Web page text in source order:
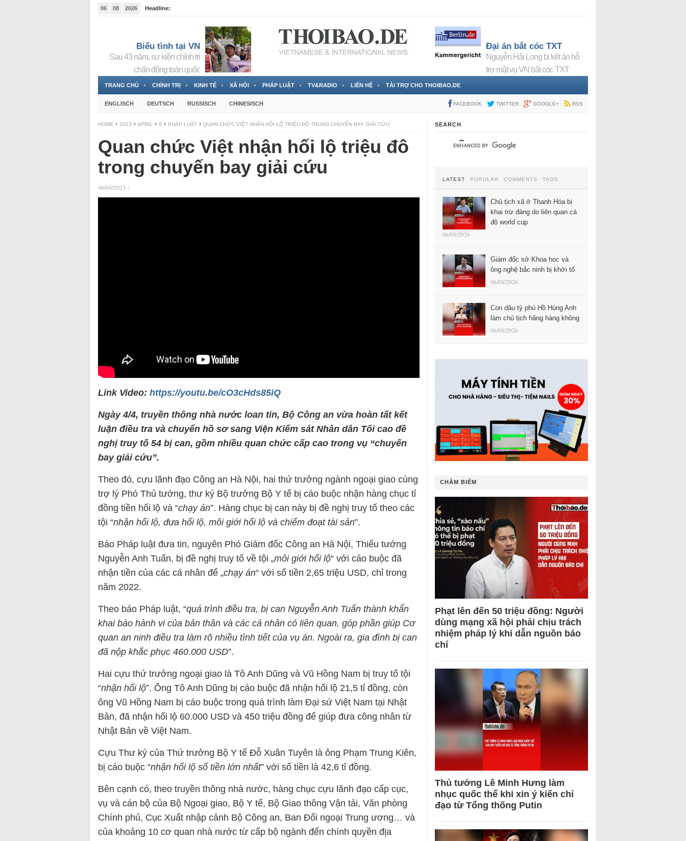
06 08 2026
Headline:
Biểu tình tại VN
Sau 43 năm, sự kiện chính trị
chấn động toàn quốc
Đại án bắt cóc TXT
Nguyễn Hải Long bị kết án hỗ
trợ mật vụ VN bắt cóc TXT
TRANG CHỦ CHÍNH TRỊ KINH TẾ XÃ HỘI PHÁP LUẬT TV&RADIO LIÊN HỆ TÀI TRỢ CHO THOIBAO.DE
ENGLISCH DEUTSCH RUSSISCH CHINESISCH FACEBOOK TWITTER GOOGLE+ RSS
HOME 2023 APRIL 6 PHÁP LUẬT QUAN CHỨC VIỆT NHẬN HỐI LỘ TRIỆU ĐÔ TRONG CHUYẾN BAY GIẢI CỨU
Quan chức Việt nhận hối lộ triệu đô
trong chuyến bay giải cứu
06/04/2023 |
Link Video: https://youtu.be/cO3cHds85iQ
Ngày 4/4, truyền thông nhà nước loan tin, Bộ Công an vừa hoàn tất kết
luận điều tra và chuyển hồ sơ sang Viện Kiểm sát Nhân dân Tối cao đề
nghị truy tố 54 bị can, gồm nhiều quan chức cấp cao trong vụ “chuyến
bay giải cứu”.
Theo đó, cựu lãnh đạo Công an Hà Nội, hai thứ trưởng ngành ngoại giao cùng
trợ lý Phó Thủ tướng, thư ký Bộ trưởng Bộ Y tế bị cáo buộc nhận hàng chục tỉ
đồng tiền hối lộ và “chạy án”. Hàng chục bị can này bị đề nghị truy tố theo các
tội “nhận hối lộ, đưa hối lộ, môi giới hối lộ và chiếm đoạt tài sản”.
Báo Pháp luật đưa tin, nguyên Phó Giám đốc Công an Hà Nội, Thiếu tướng
Nguyễn Anh Tuấn, bị đề nghị truy tố về tội „môi giới hối lộ“ với cáo buộc đã
nhận tiền của các cá nhân để „chạy án“ với số tiền 2,65 triệu USD, chỉ trong
năm 2022.
Theo báo Pháp luật, “quá trình điều tra, bị can Nguyễn Anh Tuấn thành khẩn
khai báo hành vi của bản thân và các cá nhân có liên quan, góp phần giúp Cơ
quan an ninh điều tra làm rõ nhiều tình tiết của vụ án. Ngoài ra, gia đình bị can
đã nộp khắc phục 460.000 USD”.
Hai cựu thứ trưởng ngoại giao là Tô Anh Dũng và Vũ Hồng Nam bị truy tố tội
“nhận hối lộ”. Ông Tô Anh Dũng bị cáo buộc đã nhận hối lộ 21,5 tỉ đồng, còn
ông Vũ Hồng Nam bị cáo buộc trong quá trình làm Đại sứ Việt Nam tại Nhật
Bản, đã nhận hối lộ 60.000 USD và 450 triệu đồng để giúp đưa công nhân từ
Nhật Bản về Việt Nam.
Cựu Thư ký của Thứ trưởng Bộ Y tế Đỗ Xuân Tuyên là ông Phạm Trung Kiên,
bị cáo buộc “nhận hối lộ số tiền lớn nhất” với số tiền là 42,6 tỉ đồng.
Bên cạnh có, theo truyền thông nhà nước, hàng chục cựu lãnh đạo cấp cục,
vụ và cán bộ của Bộ Ngoại giao, Bộ Y tế, Bộ Giao thông Vận tải, Văn phòng
Chính phủ, Cục Xuất nhập cảnh Bộ Công an, Ban Đối ngoại Trung ương… và
của khoảng 10 cơ quan nhà nước từ cấp bộ ngành đến chính quyền địa
SEARCH
LATEST POPULAR COMMENTS TAGS
Chủ tịch xã ở Thanh Hóa bị
khai trừ đảng do liên quan cá
độ world cup
06/08/2026
Giám đốc sở Khoa học và
ông nghệ bắc ninh bị khởi tố
06/08/2026
Con dâu tỷ phú Hồ Hùng Anh
làm chủ tịch hãng hàng không
06/08/2026
CHÂM BIẾM
Phạt lên đến 50 triệu đồng: Người
dùng mạng xã hội phải chịu trách
nhiệm pháp lý khi dẫn nguồn báo
chí
Thủ tướng Lê Minh Hưng làm
nhục quốc thể khi xin ý kiến chỉ
đạo từ Tổng thống Putin